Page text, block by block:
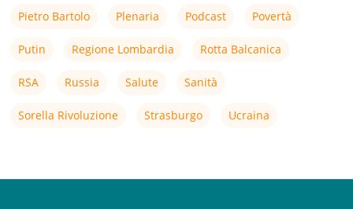
Pietro Bartolo Plenaria Podcast Povertà
Putin Regione Lombardia Rotta Balcanica
RSA Russia Salute Sanità
Sorella Rivoluzione Strasburgo Ucraina